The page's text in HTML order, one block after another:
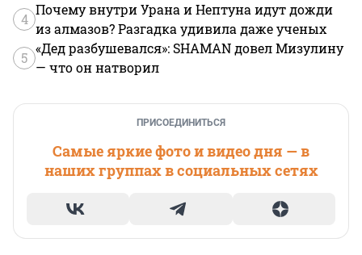
4
Почему внутри Урана и Нептуна идут дожди
из алмазов? Разгадка удивила даже ученых
5
«Дед разбушевался»: SHAMAN довел Мизулину
— что он натворил
ПРИСОЕДИНИТЬСЯ
Самые яркие фото и видео дня — в
наших группах в социальных сетях